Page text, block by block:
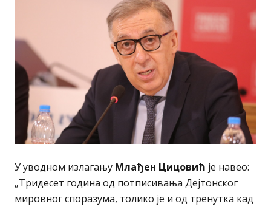
У уводном излагању Млађен Цицовић је навео:
„Тридесет година од потписивања Дејтонског
мировног споразума, толико је и од тренутка кад